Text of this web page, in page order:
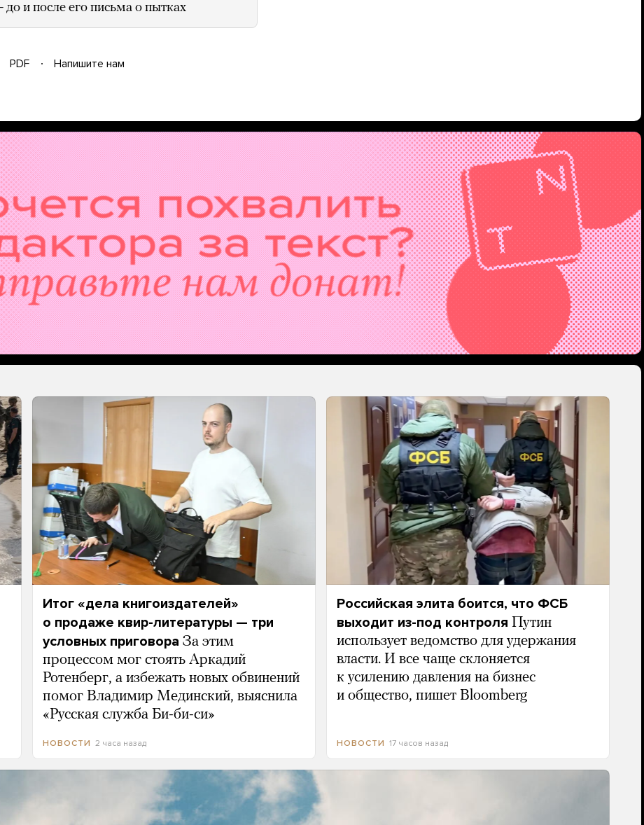
и после его письма о пытках
PDF
Напишите нам
Итог «дела книгоиздателей»
о продаже квир-литературы — три
условных приговора За этим
процессом мог стоять Аркадий
Ротенберг, а избежать новых обвинений
помог Владимир Мединский, выяснила
«Русская служба Би-би-си»
НОВОСТИ 2 часа назад
Российская элита боится, что ФСБ
выходит из-под контроля Путин
использует ведомство для удержания
власти. И все чаще склоняется
к усилению давления на бизнес
и общество, пишет Bloomberg
НОВОСТИ 17 часов назад